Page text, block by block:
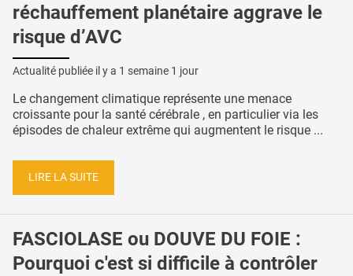
réchauffement planétaire aggrave le
risque d’AVC
Actualité publiée il y a 1 semaine 1 jour
Le changement climatique représente une menace
croissante pour la santé cérébrale , en particulier via les
épisodes de chaleur extrême qui augmentent le risque ...
LIRE LA SUITE
FASCIOLASE ou DOUVE DU FOIE :
Pourquoi c'est si difficile à contrôler